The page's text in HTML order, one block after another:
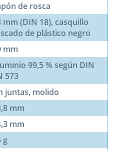
de rosca
mm (DIN 18), casquillo
de plástico negro
mm
99,5 % según DIN
573
juntas, molido
mm
mm
g